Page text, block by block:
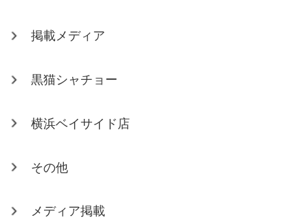
掲載メディア
黒猫シャチョー
横浜ベイサイド店
その他
メディア掲載